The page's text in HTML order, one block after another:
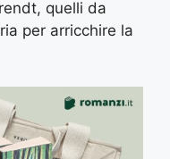
quelli da
per arricchire la